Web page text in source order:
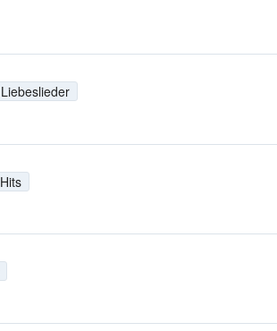
Liebeslieder
Hits